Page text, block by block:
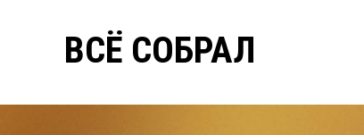
ВСЁ СОБРАЛ